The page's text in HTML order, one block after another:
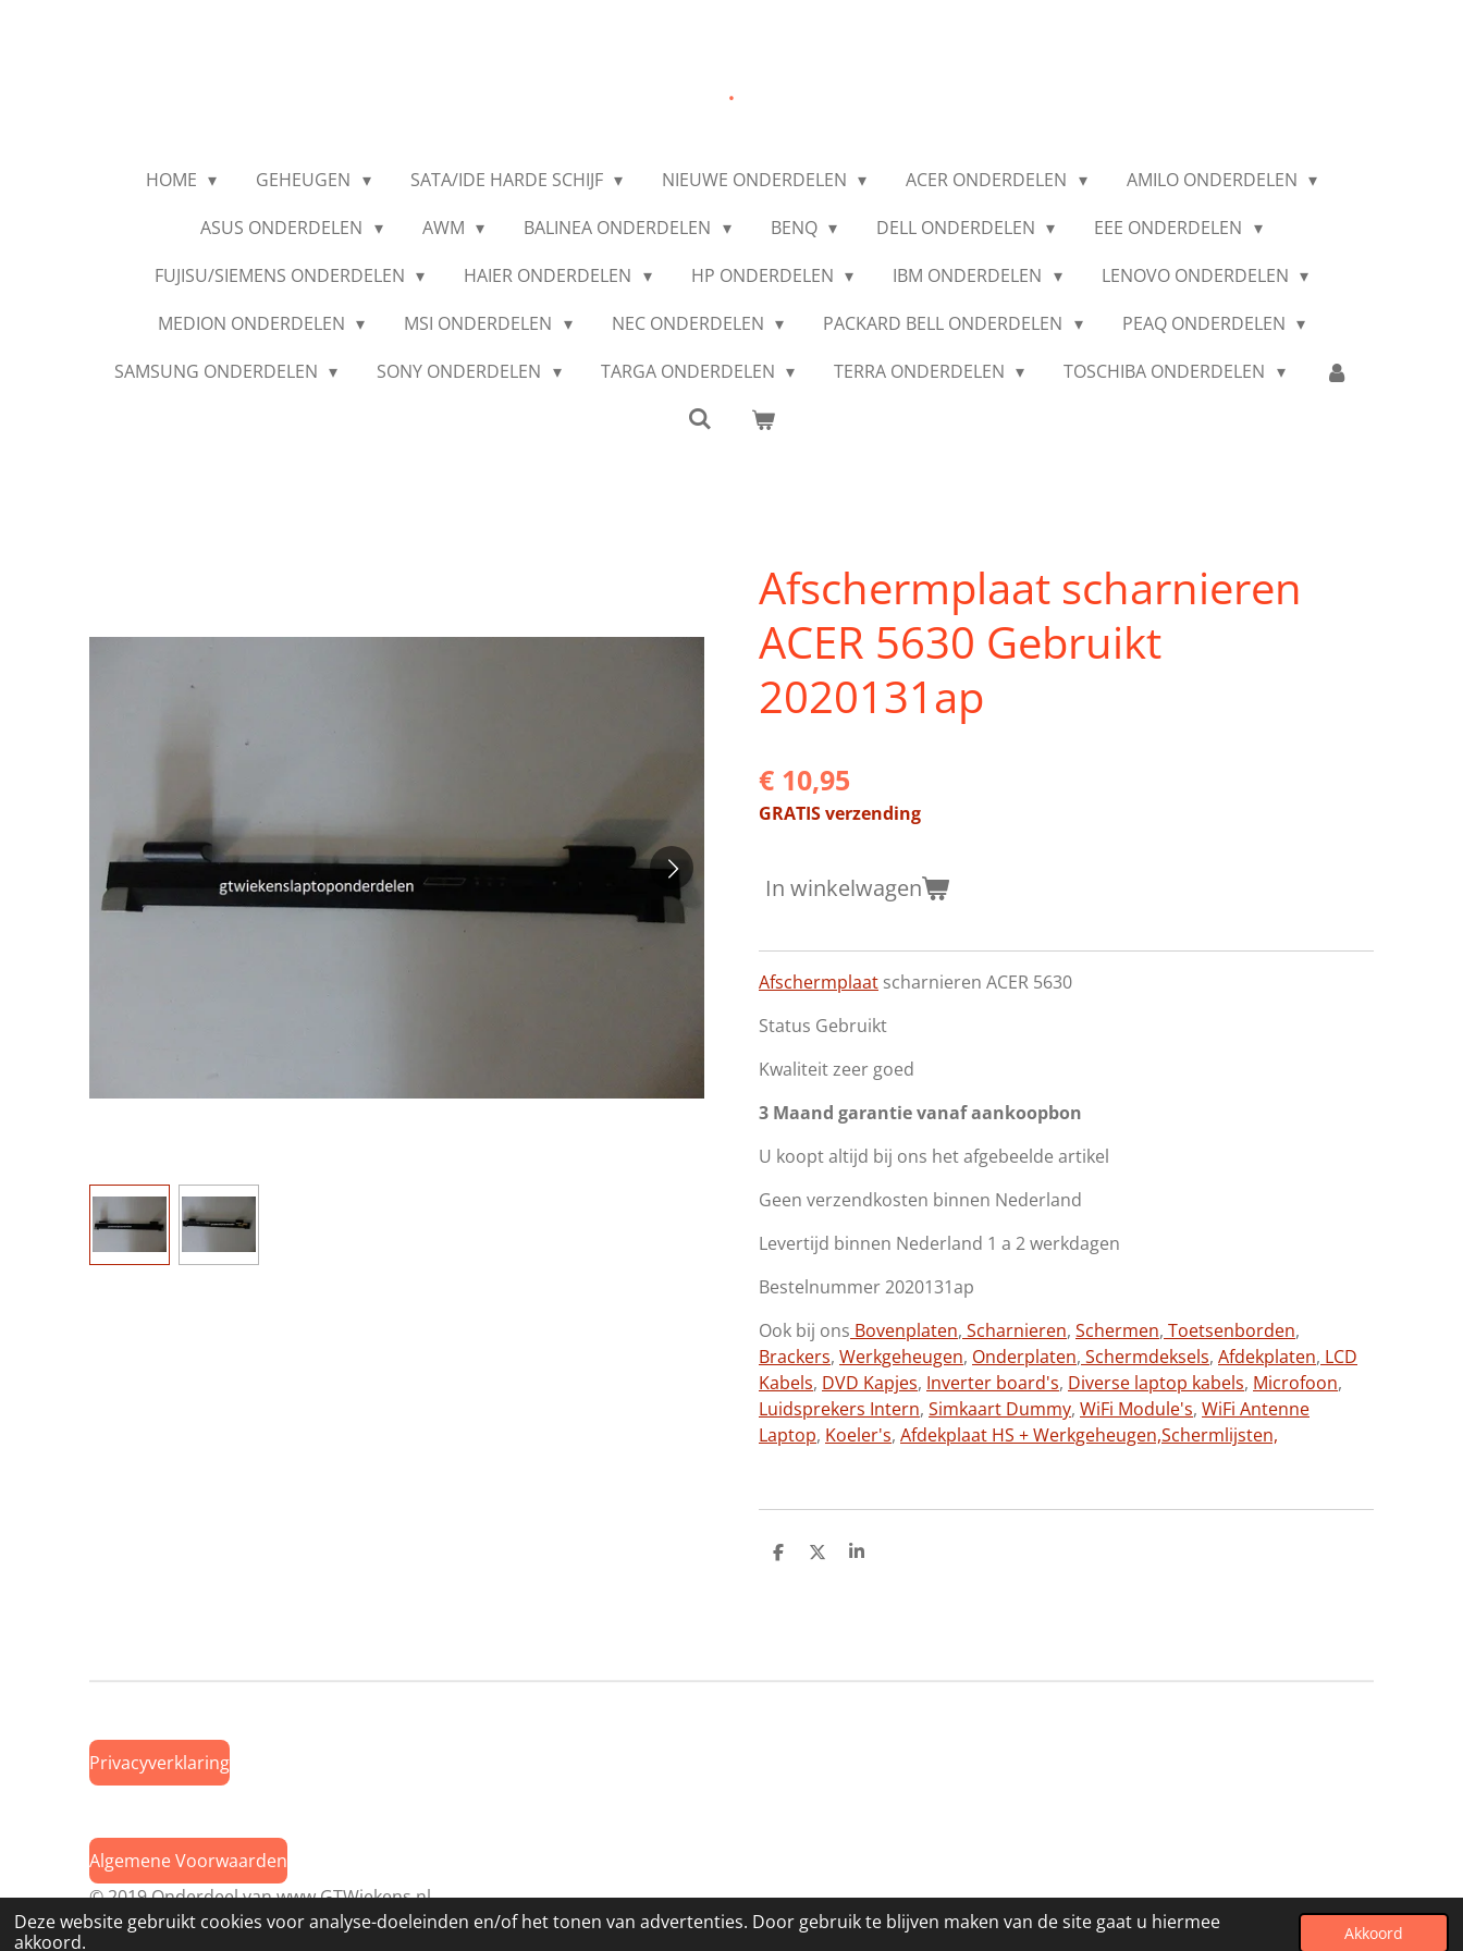
Deze website gebruikt cookies voor analyse-doeleinden en/of het tonen van advertenties. Door gebruik te blijven maken van de site gaat u hiermee
akkoord.
Akkoord
.
HOME GEHEUGEN SATA/IDE HARDE SCHIJF NIEUWE ONDERDELEN ACER ONDERDELEN
AMILO ONDERDELEN
ASUS ONDERDELEN
AWM BALINEA ONDERDELEN BENQ DELL ONDERDELEN
EEE ONDERDELEN
FUJISU/SIEMENS ONDERDELEN
HAIER ONDERDELEN HP ONDERDELEN IBM ONDERDELEN
LENOVO ONDERDELEN
MEDION ONDERDELEN
MSI ONDERDELEN NEC ONDERDELEN PACKARD BELL ONDERDELEN
PEAQ ONDERDELEN
SAMSUNG ONDERDELEN
SONY ONDERDELEN TARGA ONDERDELEN TERRA ONDERDELEN TOSCHIBA ONDERDELEN
Afschermplaat scharnieren
ACER 5630 Gebruikt
2020131ap
€ 10,95
GRATIS verzending
In winkelwagen
Afschermplaat scharnieren ACER 5630
Status Gebruikt
Kwaliteit zeer goed
3 Maand garantie vanaf aankoopbon
U koopt altijd bij ons het afgebeelde artikel
Geen verzendkosten binnen Nederland
Levertijd binnen Nederland 1 a 2 werkdagen
Bestelnummer 2020131ap
Ook bij ons Bovenplaten, Scharnieren, Schermen, Toetsenborden,
Brackers, Werkgeheugen, Onderplaten, Schermdeksels, Afdekplaten, LCD
Kabels, DVD Kapjes, Inverter board's, Diverse laptop kabels, Microfoon,
Luidsprekers Intern, Simkaart Dummy, WiFi Module's, WiFi Antenne
Laptop, Koeler's, Afdekplaat HS + Werkgeheugen,Schermlijsten,
D
D
S
Privacyverklaring
Algemene Voorwaarden
© 2019 Onderdeel vanwww.GTWiekens.nl